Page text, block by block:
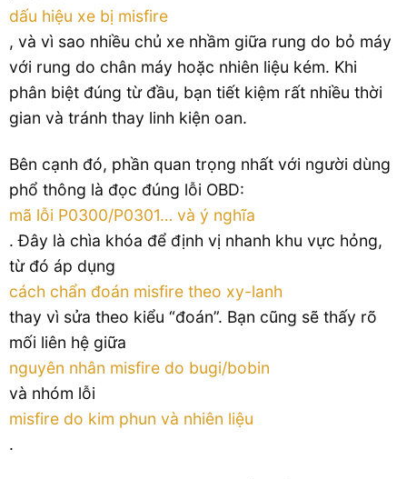
dấu hiệu xe bị misfire
, và vì sao nhiều chủ xe nhầm giữa rung do bỏ máy
với rung do chân máy hoặc nhiên liệu kém. Khi
phân biệt đúng từ đầu, bạn tiết kiệm rất nhiều thời
gian và tránh thay linh kiện oan.
Bên cạnh đó, phần quan trọng nhất với người dùng
phổ thông là đọc đúng lỗi OBD:
mã lỗi P0300/P0301… và ý nghĩa
. Đây là chìa khóa để định vị nhanh khu vực hỏng,
từ đó áp dụng
cách chẩn đoán misfire theo xy-lanh
thay vì sửa theo kiểu “đoán”. Bạn cũng sẽ thấy rõ
mối liên hệ giữa
nguyên nhân misfire do bugi/bobin
và nhóm lỗi
misfire do kim phun và nhiên liệu
.